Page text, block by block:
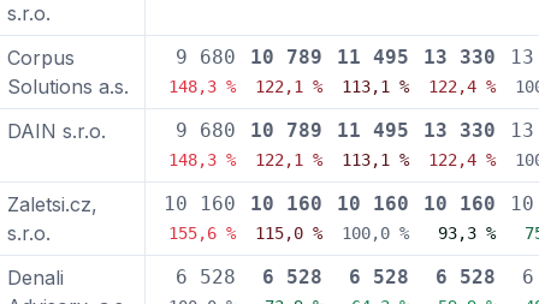
s.r.o.
Corpus
Solutions a.s.
9 680
148,3 %
10 789
122,1 %
11 495
113,1 %
13 330
122,4 %
DAIN s.r.o. 9 680
148,3 %
10 789
122,1 %
11 495
113,1 %
13 330
122,4 %
Zaletsi.cz,
s.r.o.
10 160
155,6 %
10 160
115,0 %
10 160
100,0 %
10 160
93,3 %
Denali
6 528 6 528 6 528 6 528